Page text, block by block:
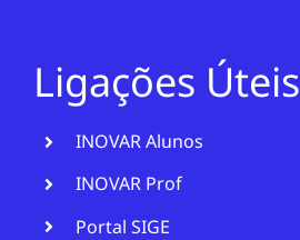
Ligações Úteis
INOVAR Alunos
INOVAR Prof
Portal SIGE